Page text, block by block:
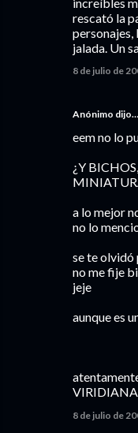
rescató la
personajes,
jalada. Un
8 de julio de
Anónimo dijo…
eem no lo
¿Y
a lo mejor
no lo
se te olvidó
no me fije
jeje
aunque es
8 de julio de